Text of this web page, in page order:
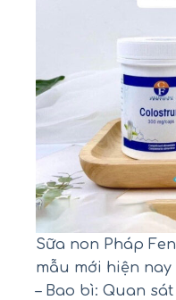
Sữa non Pháp
mẫu mới hiện nay
– Bao bì: Quan